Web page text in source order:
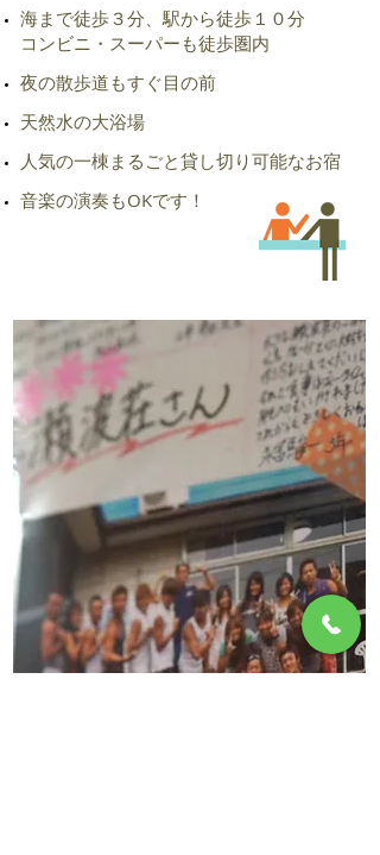
​ 海まで徒歩３分、駅から徒歩１０分
コンビニ・スーパーも徒歩圏内
夜の散歩道もすぐ目の前
天然水の大浴場
​人気の一棟まるごと貸し切り可能なお宿
​ 音楽の演奏もOKです！